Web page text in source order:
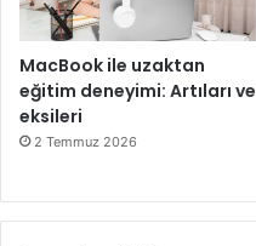
MacBook ile uzaktan
eğitim deneyimi: Artıları ve
eksileri
2 Temmuz 2026